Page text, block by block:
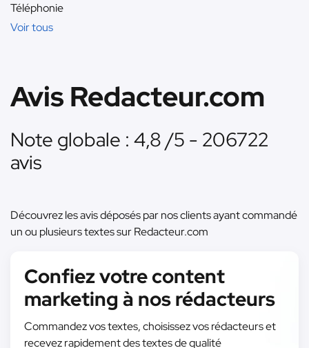
Téléphonie
Voir tous
Avis Redacteur.com
Note globale : 4,8 /5 - 206722
avis
Découvrez les avis déposés par nos clients ayant commandé
un ou plusieurs textes sur Redacteur.com
Confiez votre content
marketing à nos rédacteurs
Commandez vos textes, choisissez vos rédacteurs et
recevez rapidement des textes de qualité